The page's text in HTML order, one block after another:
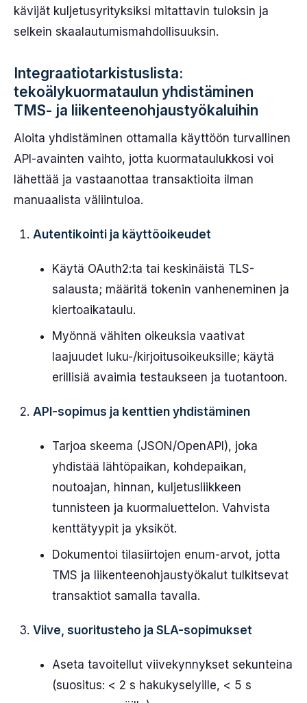
kävijät kuljetusyrityksiksi mitattavin tuloksin ja
selkein skaalautumismahdollisuuksin.
Integraatiotarkistuslista:
tekoälykuormataulun yhdistäminen
TMS- ja liikenteenohjaustyökaluihin
Aloita yhdistäminen ottamalla käyttöön turvallinen
API-avainten vaihto, jotta kuormataulukkosi voi
lähettää ja vastaanottaa transaktioita ilman
manuaalista väliintuloa.
Autentikointi ja käyttöoikeudet
Käytä OAuth2:ta tai keskinäistä TLS-
salausta; määritä tokenin vanheneminen ja
kiertoaikataulu.
Myönnä vähiten oikeuksia vaativat
laajuudet luku-/kirjoitusoikeuksille; käytä
erillisiä avaimia testaukseen ja tuotantoon.
API-sopimus ja kenttien yhdistäminen
Tarjoa skeema (JSON/OpenAPI), joka
yhdistää lähtöpaikan, kohdepaikan,
noutoajan, hinnan, kuljetusliikkeen
tunnisteen ja kuormaluettelon. Vahvista
kenttätyypit ja yksiköt.
Dokumentoi tilasiirtojen enum-arvot, jotta
TMS ja liikenteenohjaustyökalut tulkitsevat
transaktiot samalla tavalla.
Viive, suoritusteho ja SLA-sopimukset
Aseta tavoitellut viivekynnykset sekunteina
(suositus: < 2 s hakukyselyille, < 5 s